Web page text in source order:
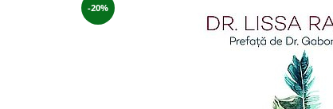
Spiritualitate
-20%